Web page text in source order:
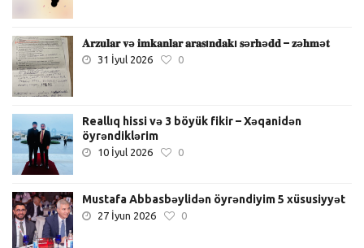
𝐀𝐫𝐳𝐮𝐥𝐚𝐫 𝐯ə 𝐢𝐦𝐤𝐚𝐧𝐥𝐚𝐫 𝐚𝐫𝐚𝐬ı𝐧𝐝𝐚𝐤ı 𝐬ə𝐫𝐡ə𝐝𝐝 – 𝐳ə𝐡𝐦ə𝐭
31 İyul 2026 0
Reallıq hissi və 3 böyük fikir – Xəqanidən
öyrəndiklərim
10 İyul 2026 0
Mustafa Abbasbəylidən öyrəndiyim 5 xüsusiyyət
27 İyun 2026 0